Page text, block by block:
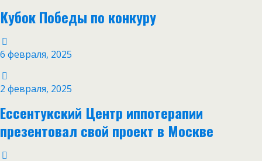
Кубок Победы по конкуру
6 февраля, 2025
2 февраля, 2025
Ессентукский Центр иппотерапии
презентовал свой проект в Москве